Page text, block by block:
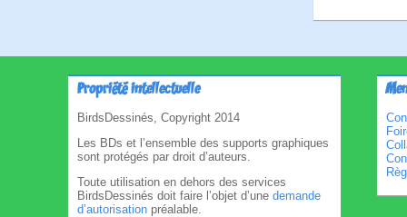
Propriété intellectuelle
BirdsDessinés, Copyright 2014
Les BDs et l’ensemble des supports graphiques
sont protégés par droit d’auteurs.
Toute utilisation en dehors des services
BirdsDessinés doit faire l’objet d’une demande
d’autorisation préalable.